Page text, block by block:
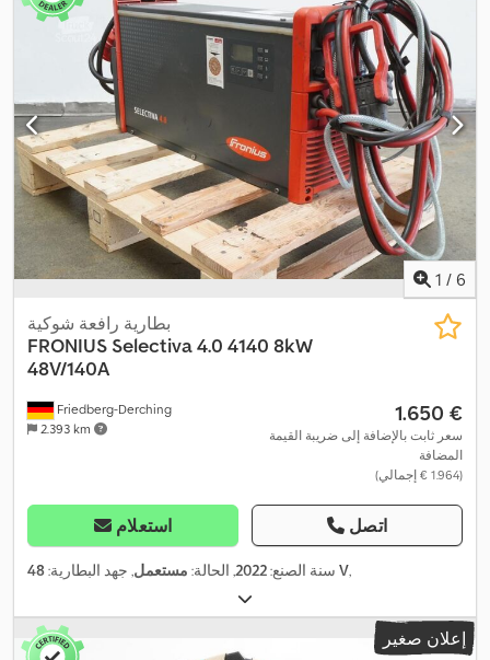
1 / 6
Friedberg-Derching
2.393 km
بطارية رافعة شوكية
FRONIUS Selectiva 4.0 4140 8kW
48V/140A
‏1.650 €
سعر ثابت بالإضافة إلى ضريبة القيمة
المضافة
(‏1.964 € إجمالي)
استعلام اتصل
سنة الصنع:2022, الحالة: مستعمل, جهد البطارية: 48 V,
إعلان صغير